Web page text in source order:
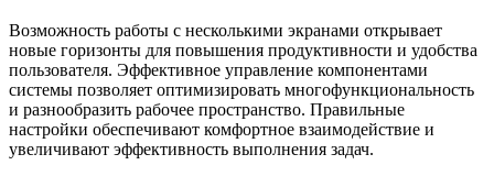
Возможность работы с несколькими экранами открывает
новые горизонты для повышения продуктивности и удобства
пользователя. Эффективное управление компонентами
системы позволяет оптимизировать многофункциональность
и разнообразить рабочее пространство. Правильные
настройки обеспечивают комфортное взаимодействие и
увеличивают эффективность выполнения задач.